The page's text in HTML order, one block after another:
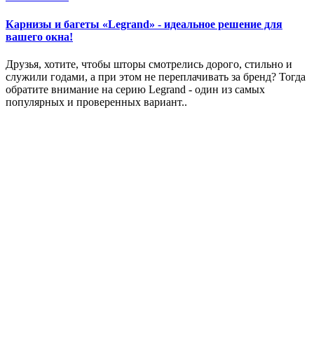
Карнизы и багеты «Legrand» - идеальное решение для
вашего окна!
Друзья, хотите, чтобы шторы смотрелись дорого, стильно и
служили годами, а при этом не переплачивать за бренд? Тогда
обратите внимание на серию Legrand - один из самых
популярных и проверенных вариант..